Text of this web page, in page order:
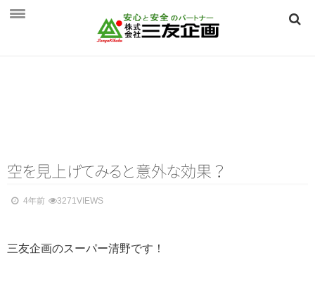
保険相談のご案内
個人向け ～生活を守る保険～
つくば保険相談見直し．ｃｏｍ
空を 見 上 げてみると 意外な効果？
4年前 3271VIEWS
三友企画のスーパー清野です！